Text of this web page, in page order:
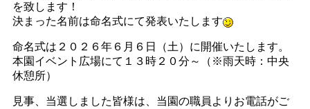
を致します！
決まった名前は命名式にて発表いたします
命名式は２０２６年６月６日（土）に開催いたします。
本園イベント広場にて１３時２０分～（※雨天時：中央
休憩所）
見事、当選しました皆様は、当園の職員よりお電話がご